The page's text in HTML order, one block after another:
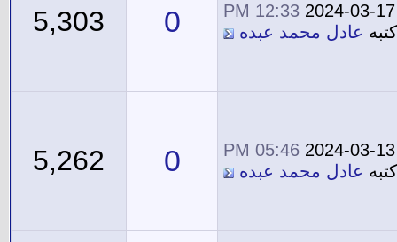
2024-03-17
12:33 PM
كتبه عادل محمد عبده 0
5,303
2024-03-13
05:46 PM
كتبه عادل محمد عبده 0
5,262